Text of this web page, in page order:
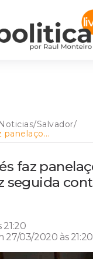
Noticias/Salvador/
panelaço
seguida
faz
seguida
27/03/2020 às 21:20